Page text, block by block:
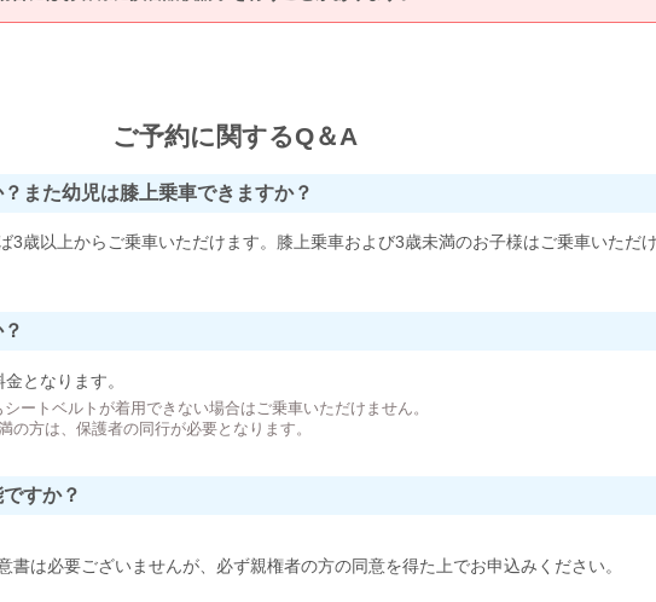
ご予約に関するQ＆A
また幼児は膝上乗車できますか？
3歳以上からご乗車いただけます。膝上乗車および3歳未満のお子様はご乗車いただ
となります。
ートベルトが着用できない場合はご乗車いただけません。
方は、保護者の同行が必要となります。
すか？
書は必要ございませんが、必ず親権者の方の同意を得た上でお申込みください。